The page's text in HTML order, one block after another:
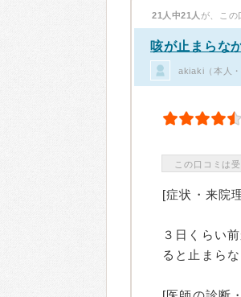
21人中21人 が、この
咳が止まらな
akiaki（本人
この口コミは
[症状・来院
３日くらい
ると止まら